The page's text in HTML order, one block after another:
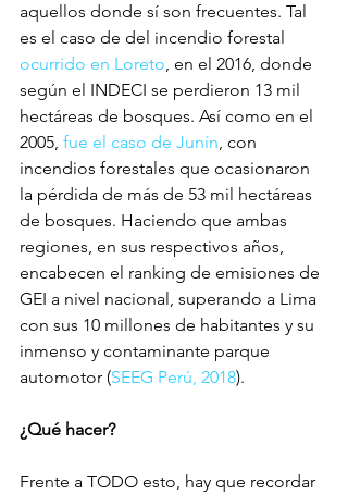
aquellos donde sí son frecuentes. Tal
es el caso de del incendio forestal
ocurrido en Loreto, en el 2016, donde
según el INDECI se perdieron 13 mil
hectáreas de bosques. Así como en el
2005, fue el caso de Junín, con
incendios forestales que ocasionaron
la pérdida de más de 53 mil hectáreas
de bosques. Haciendo que ambas
regiones, en sus respectivos años,
encabecen el ranking de emisiones de
GEI a nivel nacional, superando a Lima
con sus 10 millones de habitantes y su
inmenso y contaminante parque
automotor (SEEG Perú, 2018).
¿Qué hacer?
Frente a TODO esto, hay que recordar